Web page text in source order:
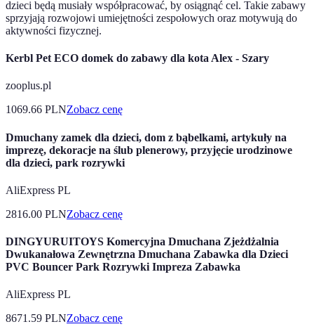
dzieci będą musiały współpracować, by osiągnąć cel. Takie zabawy
sprzyjają rozwojowi umiejętności zespołowych oraz motywują do
aktywności fizycznej.
Kerbl Pet ECO domek do zabawy dla kota Alex - Szary
zooplus.pl
1069.66 PLNZobacz cenę
Dmuchany zamek dla dzieci, dom z bąbelkami, artykuły na
imprezę, dekoracje na ślub plenerowy, przyjęcie urodzinowe
dla dzieci, park rozrywki
AliExpress PL
2816.00 PLNZobacz cenę
DINGYURUITOYS Komercyjna Dmuchana Zjeżdżalnia
Dwukanałowa Zewnętrzna Dmuchana Zabawka dla Dzieci
PVC Bouncer Park Rozrywki Impreza Zabawka
AliExpress PL
8671.59 PLNZobacz cenę